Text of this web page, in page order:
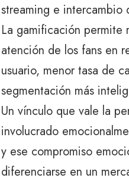
streaming e intercambio
La gamificación permite
atención de los fans en
usuario, menor tasa de
segmentación más
Un vínculo que vale la
involucrado
y ese compromiso
diferenciarse en un